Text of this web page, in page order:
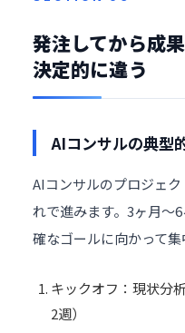
発注してから成
決定的に違う
AIコンサルの典型
AIコンサルのプロジェ
れで進みます。3ヶ月〜
確なゴールに向かって集
キックオフ：現状分
2週）